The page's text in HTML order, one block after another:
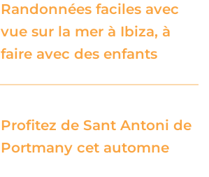
Randonnées faciles avec
vue sur la mer à Ibiza, à
faire avec des enfants
Profitez de Sant Antoni de
Portmany cet automne